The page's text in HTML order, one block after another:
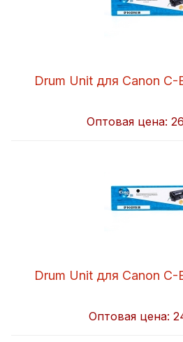
Drum Unit для Canon C-
Оптовая цена:
Drum Unit для Canon C-
Оптовая цена: